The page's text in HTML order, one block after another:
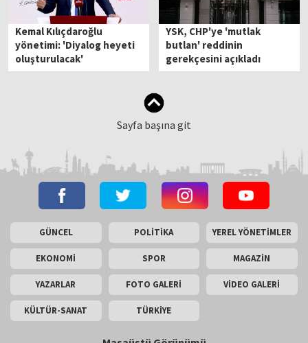
Kemal Kılıçdaroğlu
yönetimi: 'Diyalog heyeti
oluşturulacak'
YSK, CHP'ye 'mutlak
butlan' reddinin
gerekçesini açıkladı
Sayfa başına git
GÜNCEL POLİTİKA YEREL YÖNETİMLER
EKONOMİ SPOR MAGAZİN
YAZARLAR FOTO GALERİ VİDEO GALERİ
KÜLTÜR-SANAT TÜRKİYE